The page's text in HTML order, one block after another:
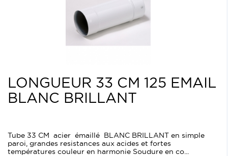
LONGUEUR 33 CM 125 EMAIL
BLANC BRILLANT
Tube 33 CM acier émaillé BLANC BRILLANT en simple
paroi, grandes resistances aux acides et fortes
températures couleur en harmonie Soudure en co...